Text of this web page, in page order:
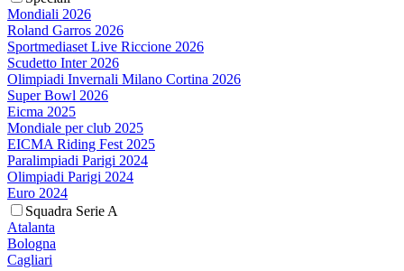
Mondiali 2026
Roland Garros 2026
Sportmediaset Live Riccione 2026
Scudetto Inter 2026
Olimpiadi Invernali Milano Cortina 2026
Super Bowl 2026
Eicma 2025
Mondiale per club 2025
EICMA Riding Fest 2025
Paralimpiadi Parigi 2024
Olimpiadi Parigi 2024
Euro 2024
Squadra Serie A
Atalanta
Bologna
Cagliari